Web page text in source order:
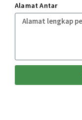
Alamat Antar